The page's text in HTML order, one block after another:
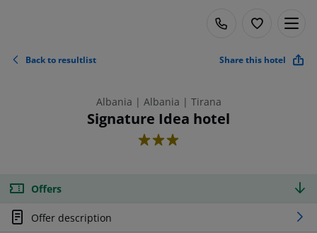
Back to resultlist Share this hotel
Albania | Albania | Tirana
Signature Idea hotel
3
Offers
Offer description